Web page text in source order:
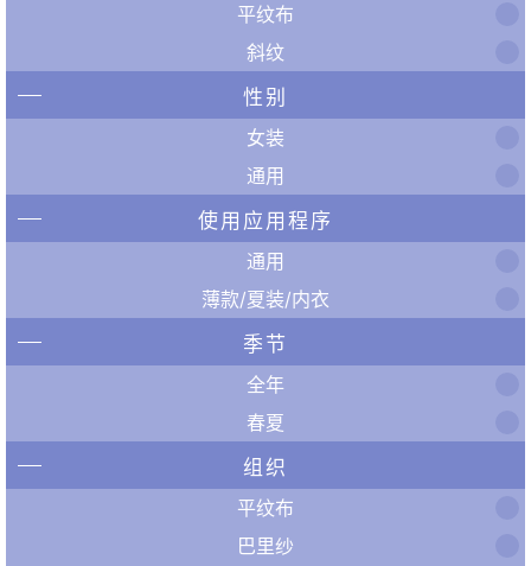
平纹布
斜纹
性别
女装
通用
使用应用程序
通用
薄款/夏装/内衣
季节
全年
春夏
组织
平纹布
巴里纱